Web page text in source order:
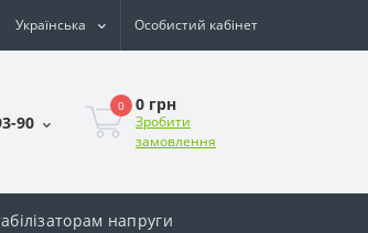
Українська Особистий кабінет
90
0 0 грн
Зробити
замовлення
напруги